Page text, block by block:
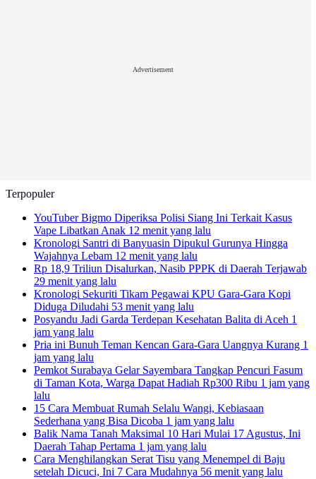
Advertisement
Terpopuler
YouTuber Bigmo Diperiksa Polisi Siang Ini Terkait Kasus
Vape Libatkan Anak 12 menit yang lalu
Kronologi Santri di Banyuasin Dipukul Gurunya Hingga
Wajahnya Lebam 12 menit yang lalu
Rp 18,9 Triliun Disalurkan, Nasib PPPK di Daerah Terjawab
29 menit yang lalu
Kronologi Sekuriti Tikam Pegawai KPU Gara-Gara Kopi
Diduga Diludahi 53 menit yang lalu
Posyandu Jadi Garda Terdepan Kesehatan Balita di Aceh 1
jam yang lalu
Pria ini Bunuh Teman Kencan Gara-Gara Uangnya Kurang 1
jam yang lalu
Pemkot Surabaya Gelar Sayembara Tangkap Pencuri Fasum
di Taman Kota, Warga Dapat Hadiah Rp300 Ribu 1 jam yang
lalu
15 Cara Membuat Rumah Selalu Wangi, Kebiasaan
Sederhana yang Bisa Dicoba 1 jam yang lalu
Balik Nama Tanah Maksimal 10 Hari Mulai 17 Agustus, Ini
Daerah Tahap Pertama 1 jam yang lalu
Cara Menghilangkan Serat Tisu yang Menempel di Baju
setelah Dicuci, Ini 7 Cara Mudahnya 56 menit yang lalu